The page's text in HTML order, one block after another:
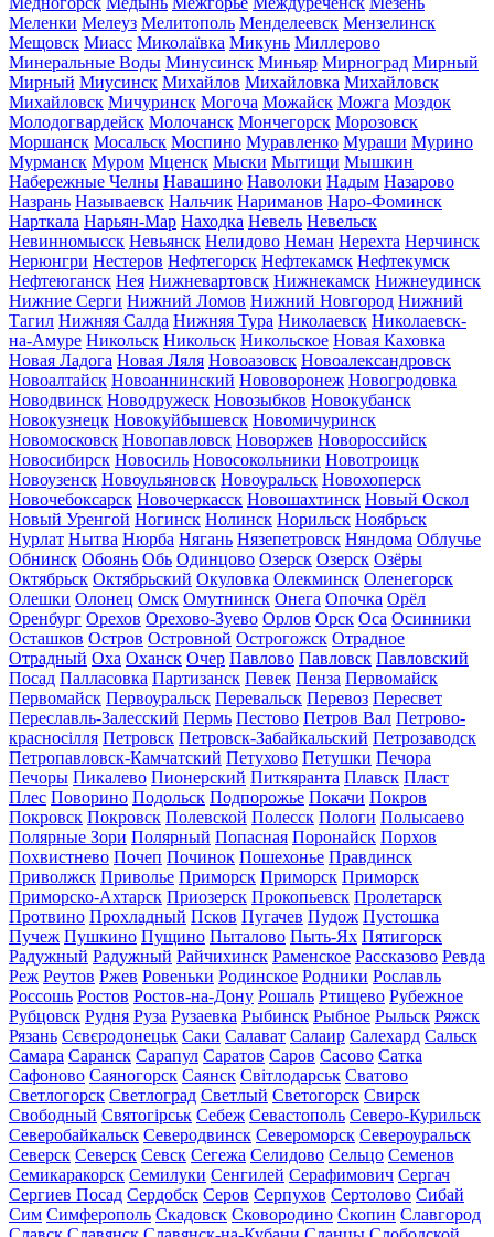
Меленки Мелеуз Мелитополь Менделеевск Мензелинск
Мещовск Миасс Миколаївка Микунь Миллерово
Минеральные Воды Минусинск Миньяр Мирноград Мирный
Мирный Миусинск Михайлов Михайловка Михайловск
Михайловск Мичуринск Могоча Можайск Можга Моздок
Молодогвардейск Молочанск Мончегорск Морозовск
Моршанск Мосальск Моспино Муравленко Мураши Мурино
Мурманск Муром Мценск Мыски Мытищи Мышкин
Набережные Челны Навашино Наволоки Надым Назарово
Назрань Называевск Нальчик Нариманов Наро-Фоминск
Нарткала Нарьян-Мар Находка Невель Невельск
Невинномысск Невьянск Нелидово Неман Нерехта Нерчинск
Нерюнгри Нестеров Нефтегорск Нефтекамск Нефтекумск
Нефтеюганск Нея Нижневартовск Нижнекамск Нижнеудинск
Нижние Серги Нижний Ломов Нижний Новгород Нижний
Тагил Нижняя Салда Нижняя Тура Николаевск Николаевск-
на-Амуре Никольск Никольск Никольское Новая Каховка
Новая Ладога Новая Ляля Новоазовск Новоалександровск
Новоалтайск Новоаннинский Нововоронеж Новогродовка
Новодвинск Новодружеск Новозыбков Новокубанск
Новокузнецк Новокуйбышевск Новомичуринск
Новомосковск Новопавловск Новоржев Новороссийск
Новосибирск Новосиль Новосокольники Новотроицк
Новоузенск Новоульяновск Новоуральск Новохоперск
Новочебоксарск Новочеркасск Новошахтинск Новый Оскол
Новый Уренгой Ногинск Нолинск Норильск Ноябрьск
Нурлат Нытва Нюрба Нягань Нязепетровск Няндома Облучье
Обнинск Обоянь Обь Одинцово Озерск Озерск Озёры
Октябрьск Октябрьский Окуловка Олекминск Оленегорск
Олешки Олонец Омск Омутнинск Онега Опочка Орёл
Оренбург Орехов Орехово-Зуево Орлов Орск Оса Осинники
Осташков Остров Островной Острогожск Отрадное
Отрадный Оха Оханск Очер Павлово Павловск Павловский
Посад Палласовка Партизанск Певек Пенза Первомайск
Первомайск Первоуральск Перевальск Перевоз Пересвет
Переславль-Залесский Пермь Пестово Петров Вал Петрово-
красносілля Петровск Петровск-Забайкальский Петрозаводск
Петропавловск-Камчатский Петухово Петушки Печора
Печоры Пикалево Пионерский Питкяранта Плавск Пласт
Плес Поворино Подольск Подпорожье Покачи Покров
Покровск Покровск Полевской Полесск Пологи Полысаево
Полярные Зори Полярный Попасная Поронайск Порхов
Похвистнево Почеп Починок Пошехонье Правдинск
Приволжск Приволье Приморск Приморск Приморск
Приморско-Ахтарск Приозерск Прокопьевск Пролетарск
Протвино Прохладный Псков Пугачев Пудож Пустошка
Пучеж Пушкино Пущино Пыталово Пыть-Ях Пятигорск
Радужный Радужный Райчихинск Раменское Рассказово Ревда
Реж Реутов Ржев Ровеньки Родинское Родники Рославль
Россошь Ростов Ростов-на-Дону Рошаль Ртищево Рубежное
Рубцовск Рудня Руза Рузаевка Рыбинск Рыбное Рыльск Ряжск
Рязань Сєвєродонецьк Саки Салават Салаир Салехард Сальск
Самара Саранск Сарапул Саратов Саров Сасово Сатка
Сафоново Саяногорск Саянск Світлодарськ Сватово
Светлогорск Светлоград Светлый Светогорск Свирск
Свободный Святогірськ Себеж Севастополь Северо-Курильск
Северобайкальск Северодвинск Североморск Североуральск
Северск Северск Севск Сегежа Селидово Сельцо Семенов
Семикаракорск Семилуки Сенгилей Серафимович Сергач
Сергиев Посад Сердобск Серов Серпухов Сертолово Сибай
Сим Симферополь Скадовск Сковородино Скопин Славгород